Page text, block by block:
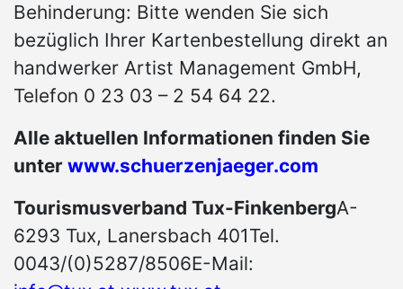
Behinderung: Bitte wenden Sie sich
bezüglich Ihrer Kartenbestellung direkt an
handwerker Artist Management GmbH,
Telefon 0 23 03 – 2 54 64 22.
Alle aktuellen Informationen finden Sie
unter www.schuerzenjaeger.com
Tourismusverband Tux-FinkenbergA-
6293 Tux, Lanersbach 401Tel.
0043/(0)5287/8506E-Mail: